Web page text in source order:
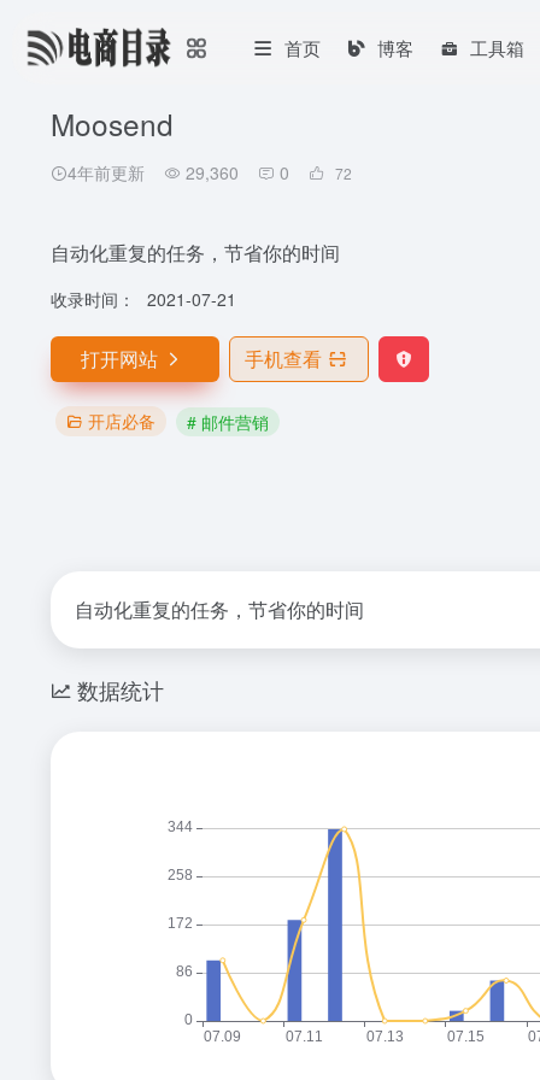
首页 博客 工具箱
Moosend
4年前更新 29,360 0 72
自动化重复的任务，节省你的时间
收录时间： 2021-07-21
打开网站 手机查看
开店必备 # 邮件营销
自动化重复的任务，节省你的时间
数据统计